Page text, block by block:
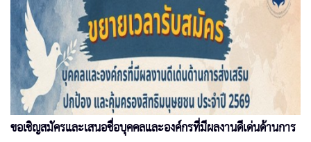
ขอเชิญสมัครและเสนอชื่อบุคคลและองค์กรที่มีผลงานดีเด่นด้านการ